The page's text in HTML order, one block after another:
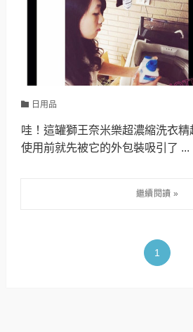
日用品
哇！這罐獅王奈米樂超濃縮洗衣
使用前就先被它的外包裝吸引了 ...
1